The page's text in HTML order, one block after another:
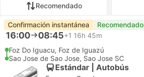
Recomendado
Confirmación instantánea Recomendado
16:00 08:45+1 16h 45m
Foz Do Iguacu, Foz de Iguazú
Sao Jose de Sao Jose, Sao Jose SC
Estándar | Autobús